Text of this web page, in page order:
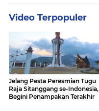
Video Terpopuler
Jelang Pesta Peresmian Tugu
Raja Sitanggang se-Indonesia,
Begini Penampakan Terakhir